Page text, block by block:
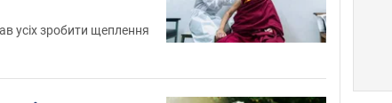
усіх зробити щеплення